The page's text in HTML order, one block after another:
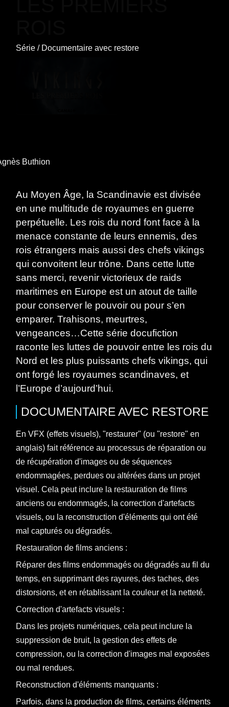
Série / Documentaire avec restore
Buthion
Au Moyen Âge, la Scandinavie est divisée
en une multitude de royaumes en guerre
perpétuelle. Les rois du nord font face à la
menace constante de leurs ennemis, des
rois étrangers mais aussi des chefs vikings
qui convoitent leur trône. Dans cette lutte
sans merci, revenir victorieux de raids
maritimes en Europe est un atout de taille
pour conserver le pouvoir ou pour s’en
emparer. Trahisons, meurtres,
vengeances…Cette série docufiction
raconte les luttes de pouvoir entre les rois du
Nord et les plus puissants chefs vikings, qui
ont forgé les royaumes scandinaves, et
l’Europe d’aujourd’hui.
DOCUMENTAIREAVEC RESTORE
En VFX (effets visuels), "restaurer" (ou "restore" en
anglais) fait référence au processus de réparation ou
de récupération d'images ou de séquences
endommagées, perdues ou altérées dans un projet
visuel. Cela peut inclure la restauration de films
anciens ou endommagés, la correction d'artefacts
visuels, ou la reconstruction d'éléments qui ont été
mal capturés ou dégradés.
Restauration de films anciens :
Réparer des films endommagés ou dégradés au fil du
temps, en supprimant des rayures, des taches, des
distorsions, et en rétablissant la couleur et la netteté.
Correction d'artefacts visuels :
Dans les projets numériques, cela peut inclure la
suppression de bruit, la gestion des effets de
compression, ou la correction d'images mal exposées
ou mal rendues.
Reconstruction d'éléments manquants :
Parfois, dans la production de films, certains éléments